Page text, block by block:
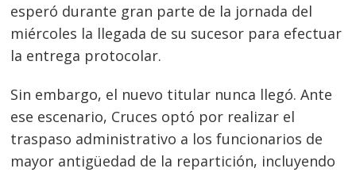
esperó durante gran parte de la jornada del
miércoles la llegada de su sucesor para efectuar
la entrega protocolar.
Sin embargo, el nuevo titular nunca llegó. Ante
ese escenario, Cruces optó por realizar el
traspaso administrativo a los funcionarios de
mayor antigüedad de la repartición, incluyendo